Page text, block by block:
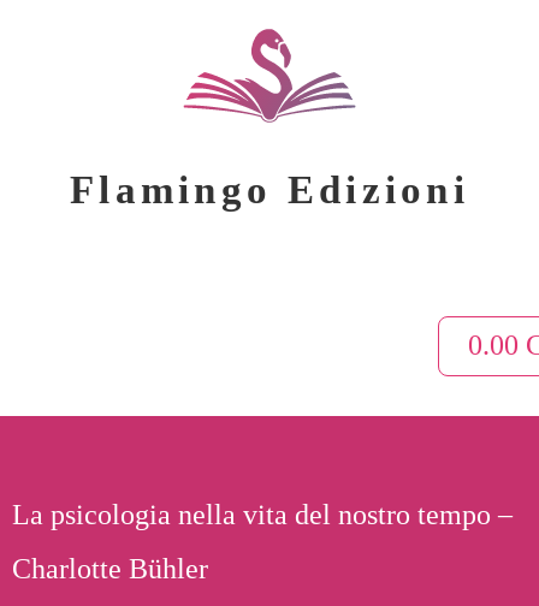
Flamingo Edizioni
0.00
La psicologia nella vita del nostro tempo –
Charlotte Bühler